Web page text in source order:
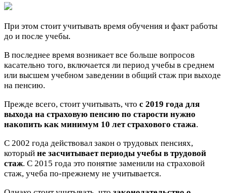
При этом стоит учитывать время обучения и факт работы
до и после учебы.
В последнее время возникает все больше вопросов
касательно того, включается ли период учебы в среднем
или высшем учебном заведении в общий стаж при выходе
на пенсию.
Прежде всего, стоит учитывать, что с 2019 года для
выхода на страховую пенсию по старости нужно
накопить как минимум 10 лет страхового стажа.
С 2002 года действовал закон о трудовых пенсиях,
который не засчитывает периоды учебы в трудовой
стаж. С 2015 года это понятие заменили на страховой
стаж, учеба по-прежнему не учитывается.